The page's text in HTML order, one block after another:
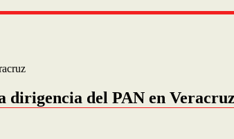
dirigencia del PAN en